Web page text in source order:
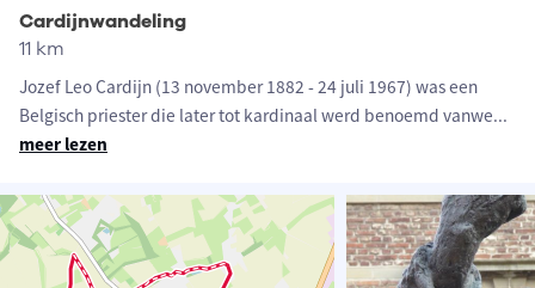
Cardijnwandeling
11 km
Jozef Leo Cardijn (13 november 1882 - 24 juli 1967) was een
Belgisch priester die later tot kardinaal werd benoemd vanwe...
meer lezen